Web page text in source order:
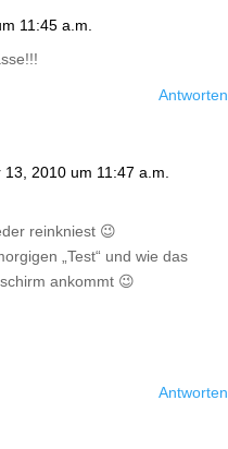
11:45 a.m.
Antworten
2010 um 11:47 a.m.
reinkniest 😉
„Test“ und wie das
ankommt 😉
Antworten